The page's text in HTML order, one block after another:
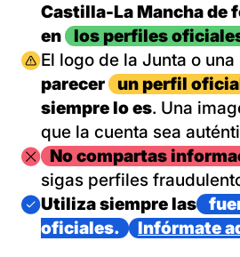
Castilla-La Mancha de
en
los perfiles
Imagen
El logo de la Junta o
parecer
un perfil
siempre lo es. Una
que la cuenta sea
ImagenNo compartas
sigas perfiles
Imagen
Utiliza siempre las
oficiales.
Infórmate